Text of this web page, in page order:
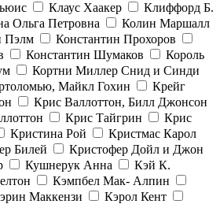
Клаус Хаакер
Клиффорд Б.
Ольга Петровна
Колин Маршалл
Пэлм
Константин Прохоров
Константин Шумаков
Король
Кортни Миллер Снид и Синди
Майкл Гохин
Крейг
Крис Валлоттон, Билл Джонсон
Крис Тайгрин
Крис
Кристина Рой
Кристмас Карол
Билей
Кристофер Дойл и Джон
Кушнерук Анна
Кэй К.
Кэмпбел Мак- Алпин
Маккензи
Кэрол Кент